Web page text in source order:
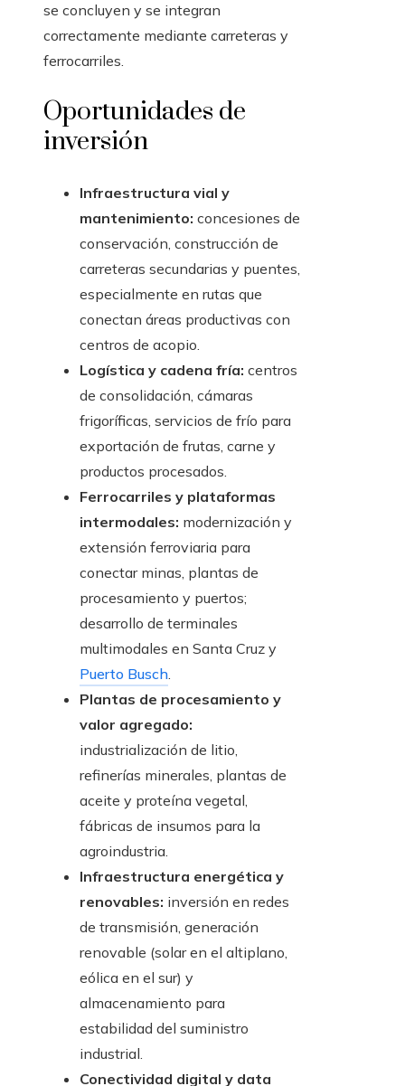
se concluyen y se integran
correctamente mediante carreteras y
ferrocarriles.
Oportunidades de
inversión
Infraestructura vial y
mantenimiento: concesiones de
conservación, construcción de
carreteras secundarias y puentes,
especialmente en rutas que
conectan áreas productivas con
centros de acopio.
Logística y cadena fría: centros
de consolidación, cámaras
frigoríficas, servicios de frío para
exportación de frutas, carne y
productos procesados.
Ferrocarriles y plataformas
intermodales: modernización y
extensión ferroviaria para
conectar minas, plantas de
procesamiento y puertos;
desarrollo de terminales
multimodales en Santa Cruz y
Puerto Busch.
Plantas de procesamiento y
valor agregado:
industrialización de litio,
refinerías minerales, plantas de
aceite y proteína vegetal,
fábricas de insumos para la
agroindustria.
Infraestructura energética y
renovables: inversión en redes
de transmisión, generación
renovable (solar en el altiplano,
eólica en el sur) y
almacenamiento para
estabilidad del suministro
industrial.
Conectividad digital y data